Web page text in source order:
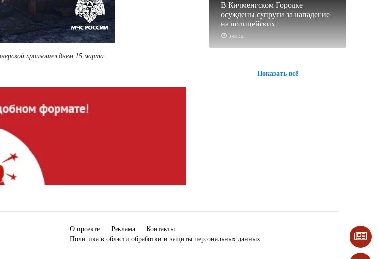
произошел днем 15 марта.
вчера
В Кичменгском Городке
осуждены супруги за нападение
на полицейских
Показать всё
О проекте Реклама
Контакты
Политика в области обработки и защиты персональных данных